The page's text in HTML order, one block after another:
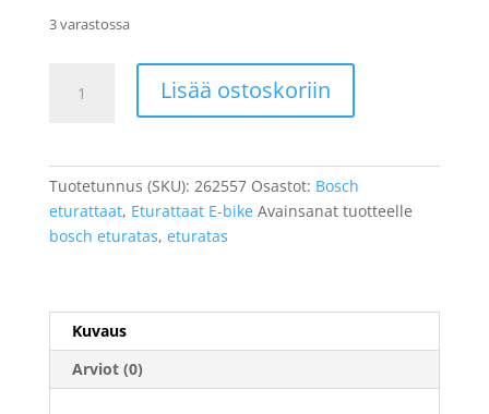
3 varastossa
(Bosch)
Lisää ostoskoriin
Tuotetunnus (SKU): 262557 Osastot: Bosch
eturattaat, Eturattaat E-bike Avainsanat tuotteelle
bosch eturatas, eturatas
Kuvaus
Arviot (0)